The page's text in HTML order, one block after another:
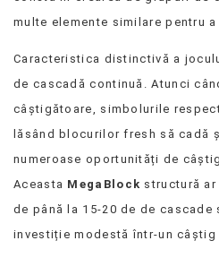
multe elemente similare pentru
Caracteristica distinctivă a
de cascadă continuă. Atunci
câștigătoare, simbolurile
lăsând blocurilor fresh să cadă
numeroase oportunități de
Aceasta MegaBlock structură
de până la 15-20 de de cascade
investiție modestă într-un